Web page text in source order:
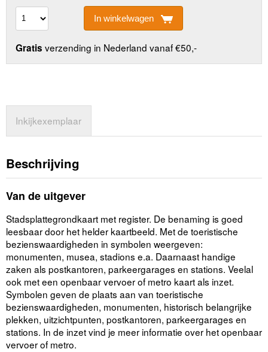
In winkelwagen
Gratis verzending in Nederland vanaf €50,-
Inkijkexemplaar
Beschrijving
Van de uitgever
Stadsplattegrondkaart met register. De benaming is goed
leesbaar door het helder kaartbeeld. Met de toeristische
bezienswaardigheden in symbolen weergeven:
monumenten, musea, stadions e.a. Daarnaast handige
zaken als postkantoren, parkeergarages en stations. Veelal
ook met een openbaar vervoer of metro kaart als inzet.
Symbolen geven de plaats aan van toeristische
bezienswaardigheden, monumenten, historisch belangrijke
plekken, uitzichtpunten, postkantoren, parkeergarages en
stations. In de inzet vind je meer informatie over het openbaar
vervoer of metro.